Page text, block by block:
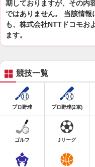
期しておりますが、その内
ではありません。 当該情
も、株式会社NTTドコモお
ます。
競技一覧
プロ野球 プロ野球(2軍)
ゴルフ Jリーグ